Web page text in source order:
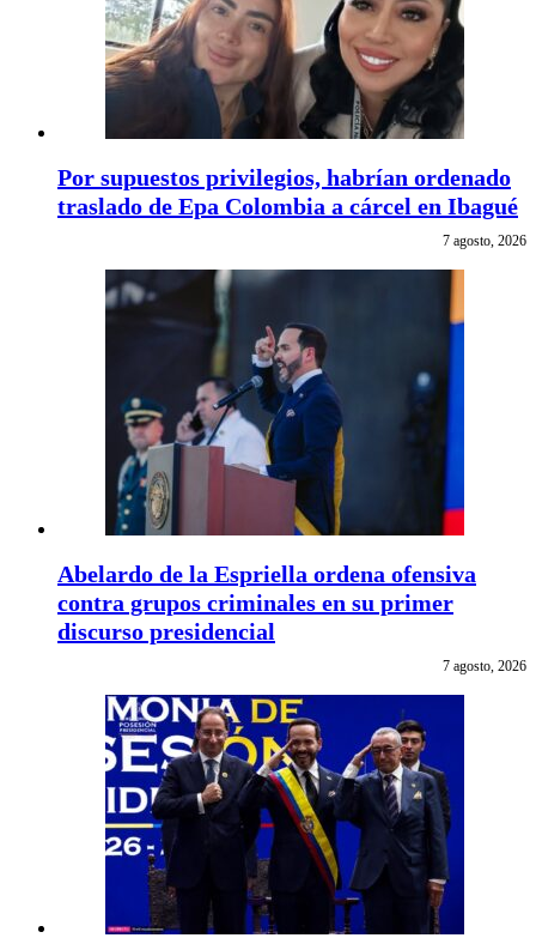
Por supuestos privilegios, habrían ordenado
traslado de Epa Colombia a cárcel en Ibagué
7 agosto, 2026
Abelardo de la Espriella ordena ofensiva
contra grupos criminales en su primer
discurso presidencial
7 agosto, 2026